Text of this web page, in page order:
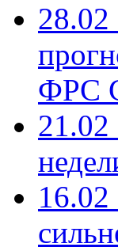
28.02
ФРС
21.02
16.02